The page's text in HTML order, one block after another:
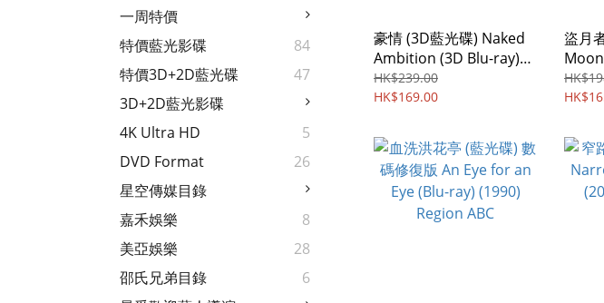
一周特價
特價藍光影碟
84
特價3D+2D藍光碟
47
3D+2D藍光影碟
4K Ultra HD
5
DVD Format
26
星空傳媒目錄
嘉禾娛樂
8
美亞娛樂
28
邵氏兄弟目錄
6
豪情 (3D藍光碟) Naked
Ambition (3D Blu-ray)
(2014) Region ABC
HK$239.00
HK$169.00
盜月